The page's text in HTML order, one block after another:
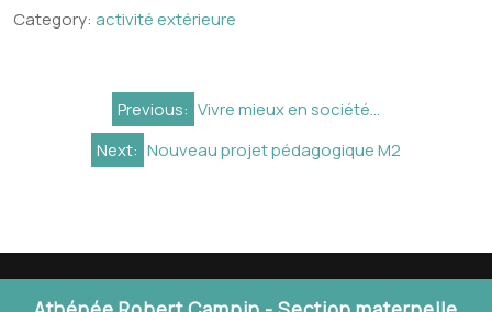
Category: activité extérieure
Previous: Vivre mieux en société…
Next: Nouveau projet pédagogique M2